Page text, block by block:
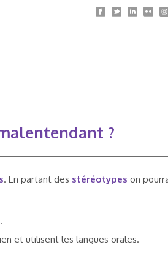
?
. En partant des stéréotypes on
et utilisent les langues orales.